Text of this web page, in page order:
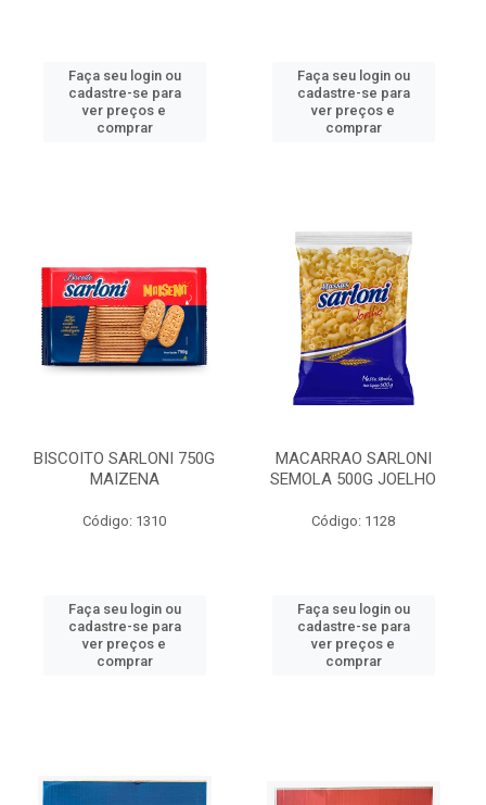
Faça seu login ou
cadastre-se para
ver preços e
comprar
Faça seu login ou
cadastre-se para
ver preços e
comprar
BISCOITO SARLONI 750G
MAIZENA
Código: 1310
Faça seu login ou
cadastre-se para
ver preços e
comprar
MACARRAO SARLONI
SEMOLA 500G JOELHO
Código: 1128
Faça seu login ou
cadastre-se para
ver preços e
comprar